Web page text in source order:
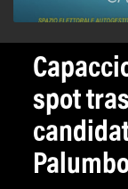
spot